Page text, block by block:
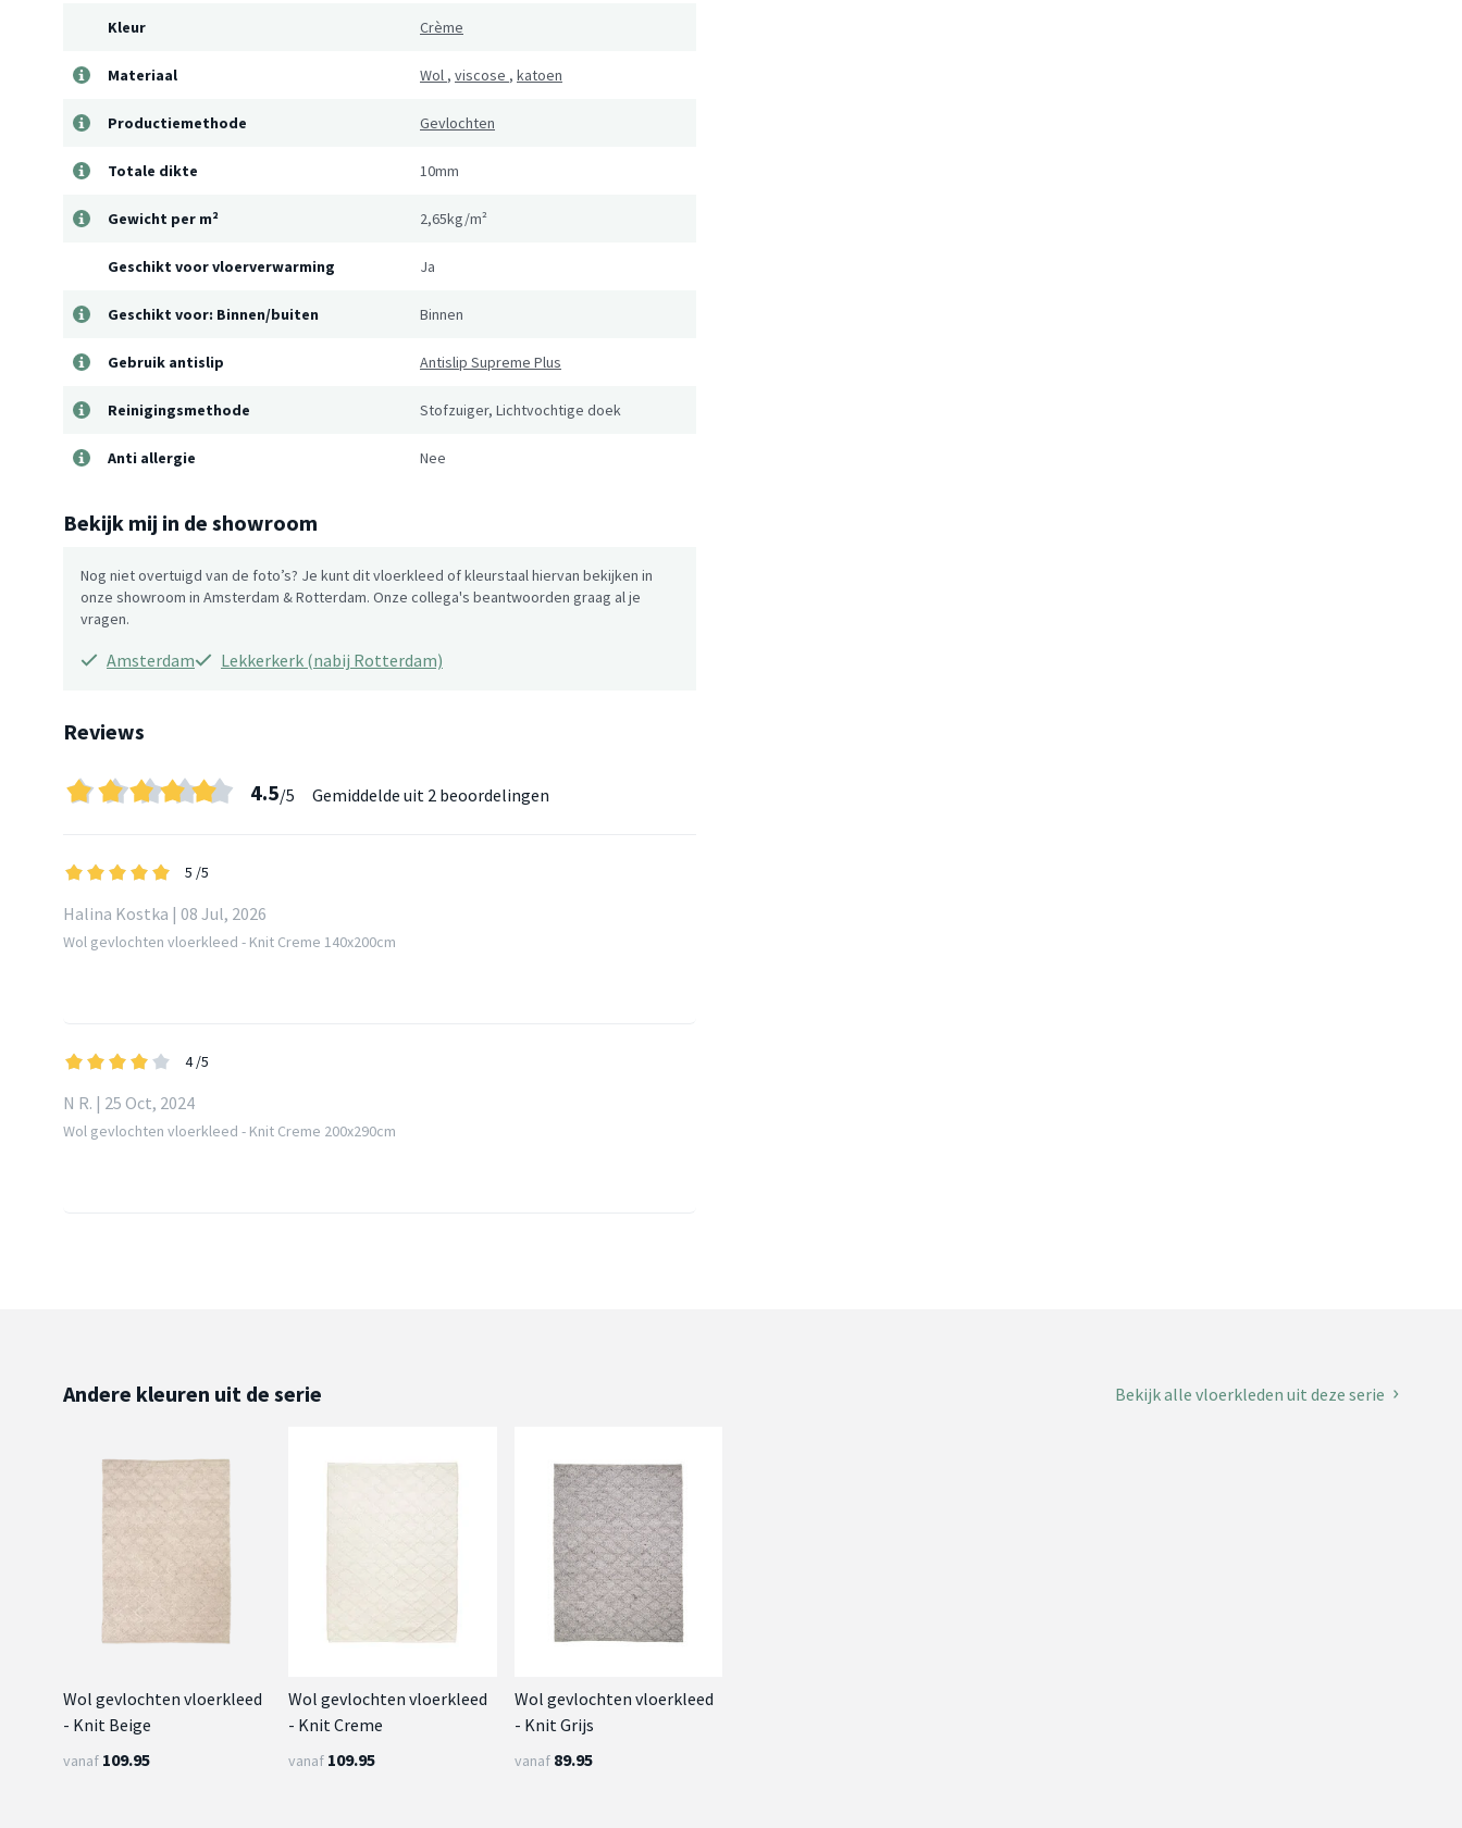
Kleur Crème
Materiaal Wol , viscose , katoen
Productiemethode Gevlochten
Totale dikte 10mm
Gewicht per m² 2,65kg/m²
Geschikt voor vloerverwarming Ja
Geschikt voor: Binnen/buiten Binnen
Gebruik antislip Antislip Supreme Plus
Reinigingsmethode Stofzuiger, Lichtvochtige doek
Anti allergie Nee
Bekijk mij in de showroom
Nog niet overtuigd van de foto’s? Je kunt dit vloerkleed of kleurstaal hiervan bekijken in
onze showroom in Amsterdam & Rotterdam. Onze collega's beantwoorden graag al je
vragen.
Amsterdam Lekkerkerk (nabij Rotterdam)
Reviews
4.5/5 Gemiddelde uit 2 beoordelingen
5 /5
Halina Kostka | 08 Jul, 2026
Wol gevlochten vloerkleed - Knit Creme 140x200cm
4 /5
N R. | 25 Oct, 2024
Wol gevlochten vloerkleed - Knit Creme 200x290cm
Andere kleuren uit de serie Bekijk alle vloerkleden uit deze serie
Wol gevlochten vloerkleed
- Knit Beige
vanaf 109.95
Wol gevlochten vloerkleed
- Knit Creme
vanaf 109.95
Wol gevlochten vloerkleed
- Knit Grijs
vanaf 89.95